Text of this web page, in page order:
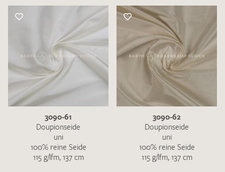
3090-61
Doupionseide
uni
100% reine Seide
115 g/lfm, 137 cm
3090-62
Doupionseide
uni
100% reine Seide
115 g/lfm, 137 cm